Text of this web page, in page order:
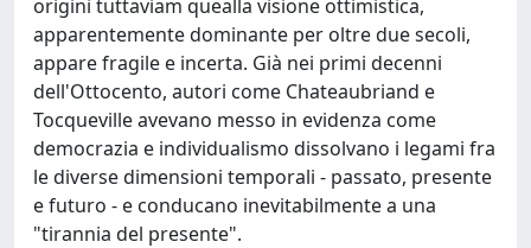
origini tuttaviam quealla visione ottimistica,
apparentemente dominante per oltre due secoli,
appare fragile e incerta. Già nei primi decenni
dell'Ottocento, autori come Chateaubriand e
Tocqueville avevano messo in evidenza come
democrazia e individualismo dissolvano i legami fra
le diverse dimensioni temporali - passato, presente
e futuro - e conducano inevitabilmente a una
"tirannia del presente".